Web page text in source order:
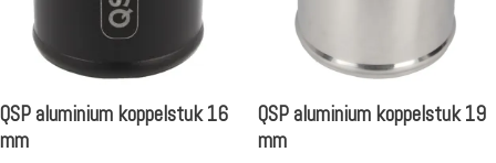
QSP aluminium koppelstuk 16
mm
QSP aluminium koppelstuk 19
mm